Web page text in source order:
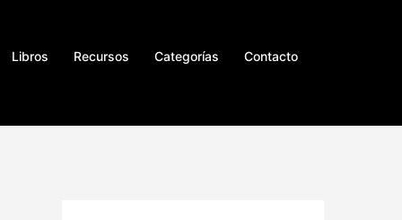
Libros Recursos Categorías Contacto